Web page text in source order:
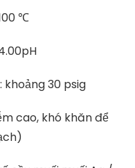
℃
30 psig
cao, khó khăn để